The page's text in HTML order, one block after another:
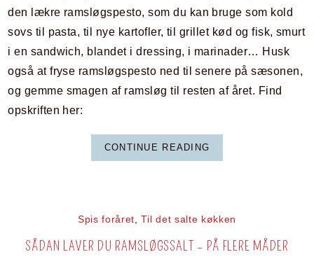
den lækre ramsløgspesto, som du kan bruge som kold
sovs til pasta, til nye kartofler, til grillet kød og fisk, smurt
i en sandwich, blandet i dressing, i marinader… Husk
også at fryse ramsløgspesto ned til senere på sæsonen,
og gemme smagen af ramsløg til resten af året. Find
opskriften her:
CONTINUE READING
Spis foråret ,Til det salte køkken
SÅDAN LAVER DU RAMSLØGSSALT – PÅ FLERE MÅDER